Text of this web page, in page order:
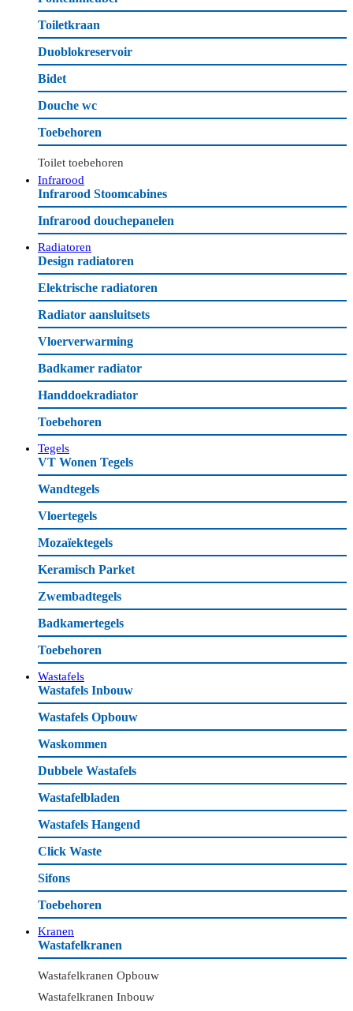
Toiletkraan
Duoblokreservoir
Bidet
Douche wc
Toebehoren
Toilet toebehoren
Infrarood
Infrarood Stoomcabines
Infrarood douchepanelen
Radiatoren
Design radiatoren
Elektrische radiatoren
Radiator aansluitsets
Vloerverwarming
Badkamer radiator
Handdoekradiator
Toebehoren
Tegels
VT Wonen Tegels
Wandtegels
Vloertegels
Mozaïektegels
Keramisch Parket
Zwembadtegels
Badkamertegels
Toebehoren
Wastafels
Wastafels Inbouw
Wastafels Opbouw
Waskommen
Dubbele Wastafels
Wastafelbladen
Wastafels Hangend
Click Waste
Sifons
Toebehoren
Kranen
Wastafelkranen
Wastafelkranen Opbouw
Wastafelkranen Inbouw